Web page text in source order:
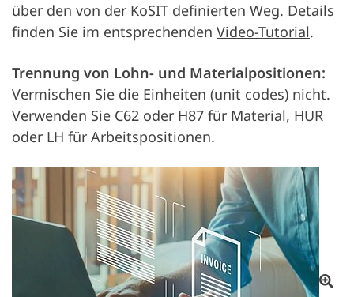
über den von der KoSIT definierten Weg. Details
finden Sie im entsprechenden Video-Tutorial.
Trennung von Lohn- und Materialpositionen:
Vermischen Sie die Einheiten (unit codes) nicht.
Verwenden Sie C62 oder H87 für Material, HUR
oder LH für Arbeitspositionen.